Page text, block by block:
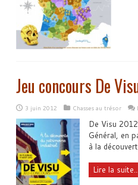
Jeu concours De
3 juin 2012 Chasses au trésor
De Visu
Général, en
à la
Lire la suite...